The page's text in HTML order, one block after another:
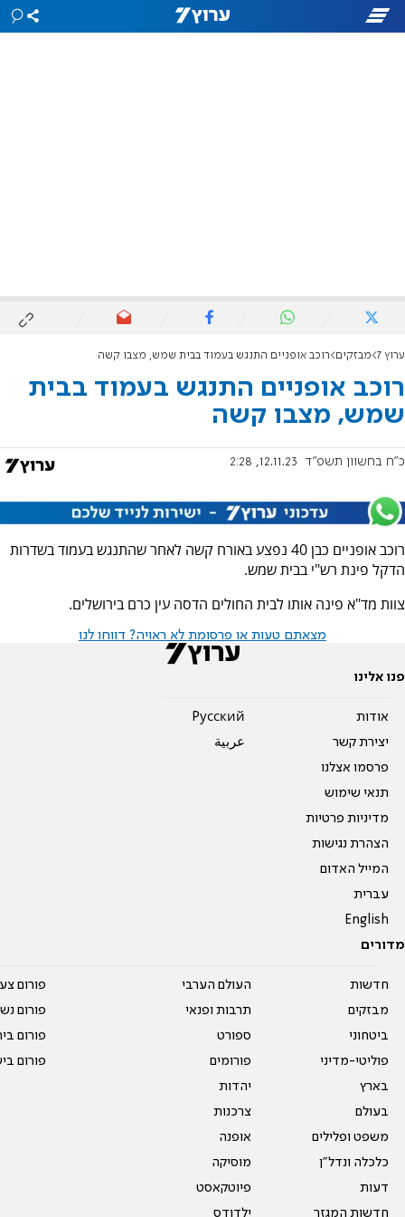
ערוץ 7 מבזקים רוכב אופניים התנגש בעמוד בבית שמש, מצבו קשה
רוכב אופניים התנגש בעמוד בבית
שמש, מצבו קשה
כ"ח בחשוון תשפ"ד 12.11.23, 2:28
רוכב אופניים כבן 40 נפצע באורח קשה לאחר שהתנגש בעמוד בשדרות
הדקל פינת רש"י בבית שמש.
צוות מד"א פינה אותו לבית החולים הדסה עין כרם בירושלים.
מצאתם טעות או פרסומת לא ראויה? דווחו לנו
פנו אלינו
אודות
יצירת קשר
פרסמו אצלנו
תנאי שימוש
מדיניות פרטיות
הצהרת נגישות
המייל האדום
עברית
English
Pусский
عربية
מדורים
חדשות
מבזקים
ביטחוני
פוליטי-מדיני
בארץ
בעולם
משפט ופלילים
כלכלה ונדל"ן
דעות
חדשות המגזר
העולם הערבי
תרבות ופנאי
ספורט
פורומים
יהדות
צרכנות
אופנה
מוסיקה
פיוטקאסט
ילדודס
פורום
פורום
פורום
פורום